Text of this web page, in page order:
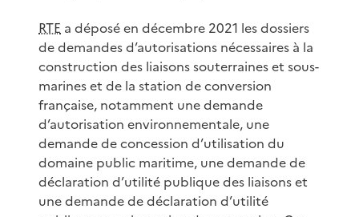
RTE a déposé en décembre 2021 les dossiers
de demandes d’autorisations nécessaires à la
construction des liaisons souterraines et sous-
marines et de la station de conversion
française, notamment une demande
d’autorisation environnementale, une
demande de concession d’utilisation du
domaine public maritime, une demande de
déclaration d’utilité publique des liaisons et
une demande de déclaration d’utilité